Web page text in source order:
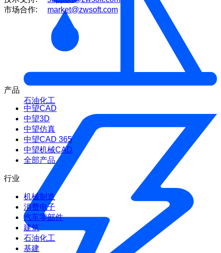
石油化工
市场合作:
market@zwsoft.com
产品
中望CAD
中望3D
中望仿真
中望CAD 365
中望机械CAD
全部产品
行业
机械制造
消费电子
汽车零部件
建筑
石油化工
基建